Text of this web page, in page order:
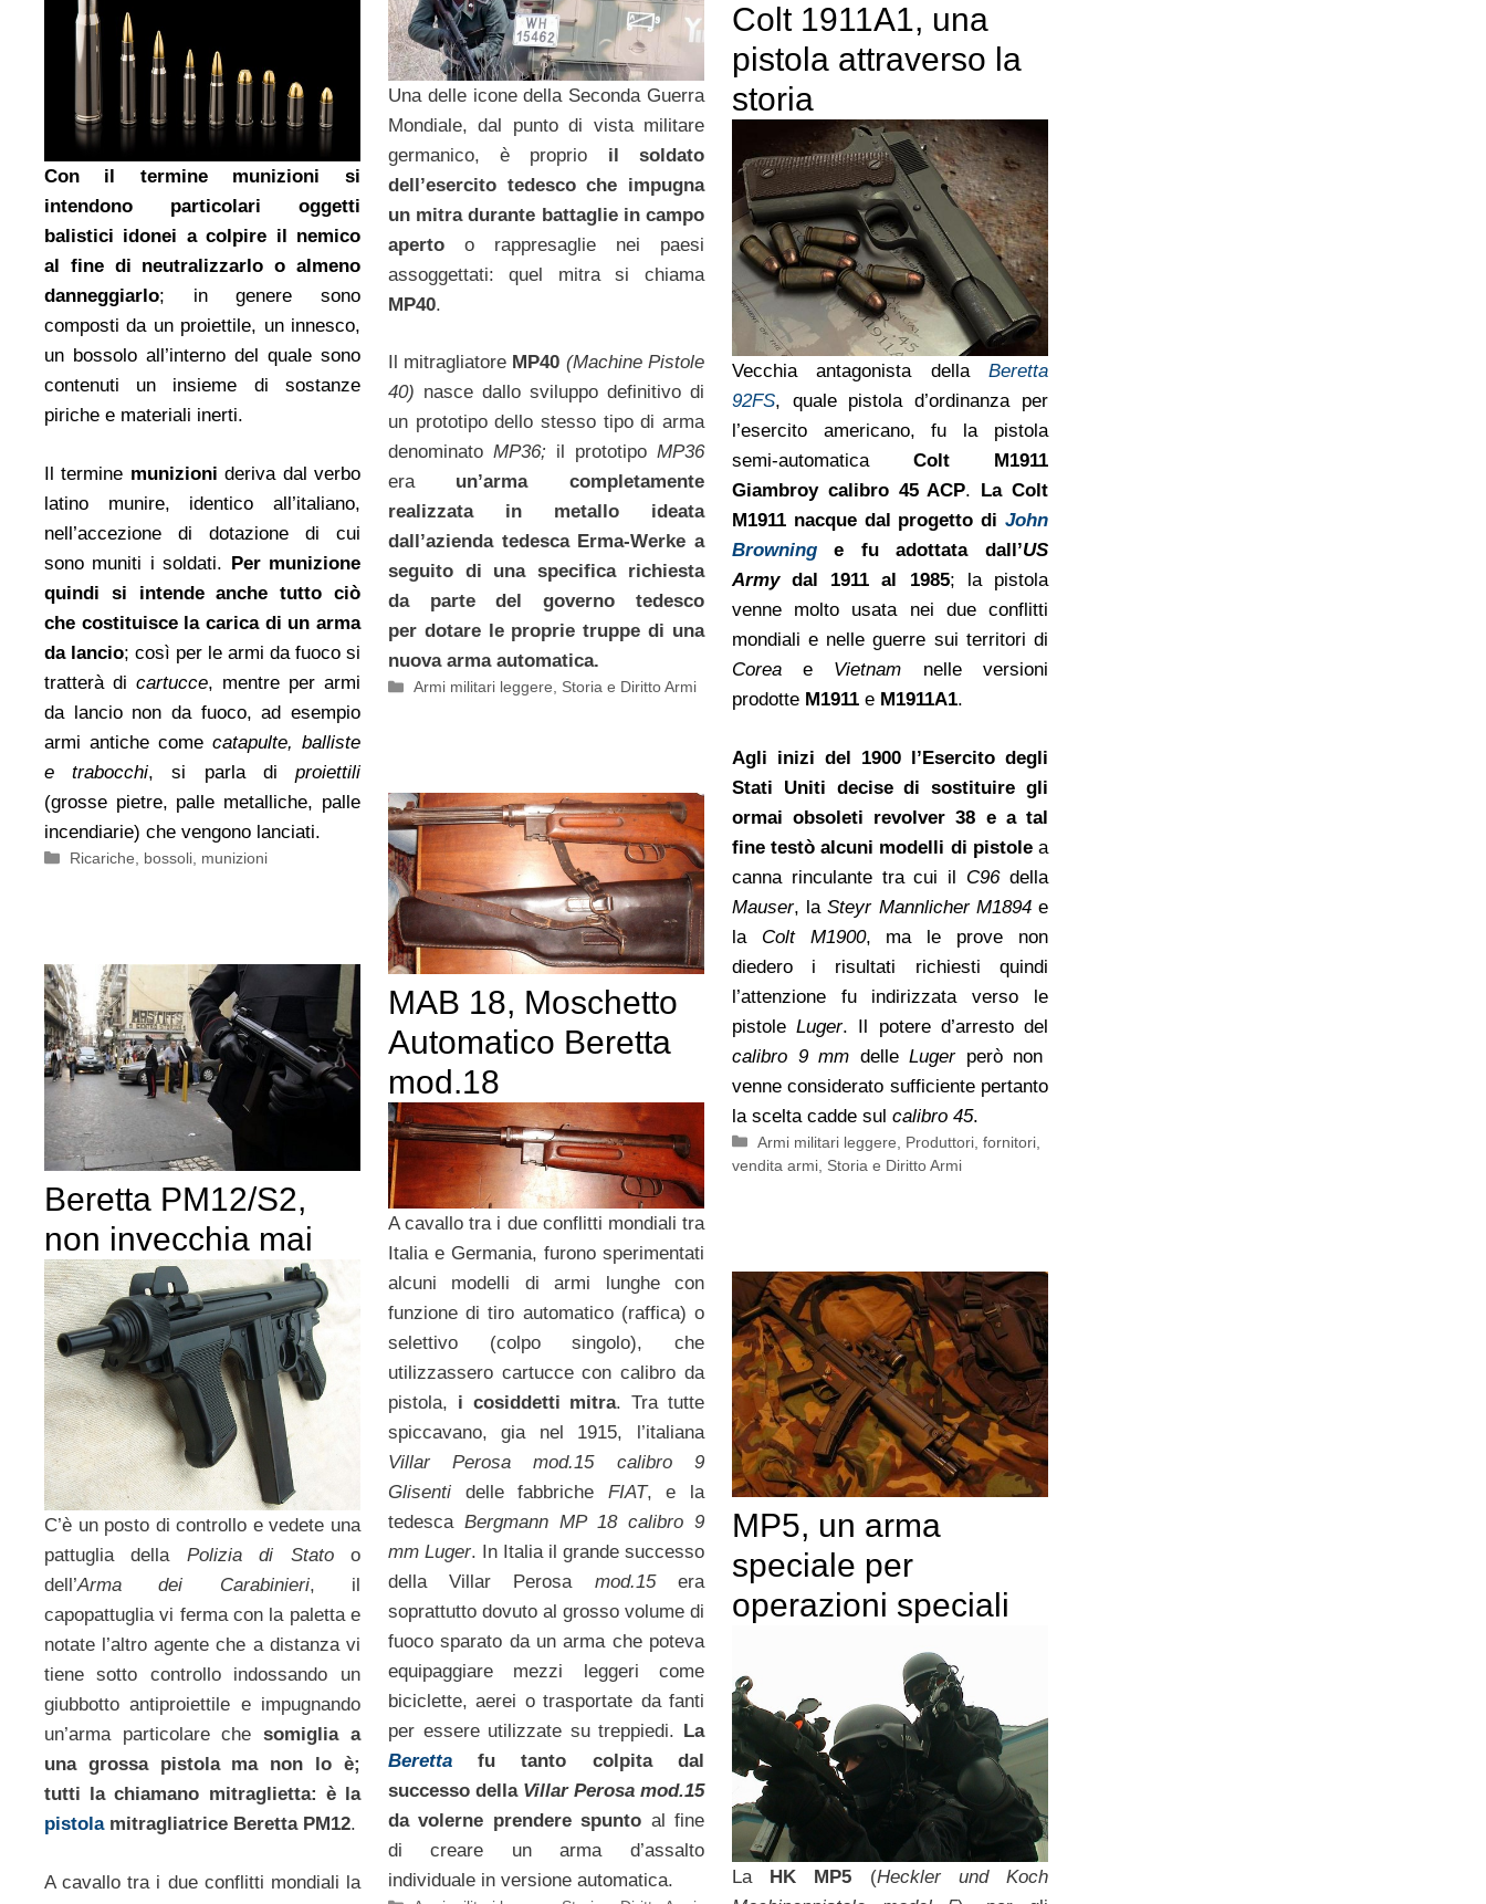
Con il termine munizioni si
intendono particolari oggetti
balistici idonei a colpire il nemico
al fine di neutralizzarlo o almeno
danneggiarlo; in genere sono
composti da un proiettile, un innesco,
un bossolo all’interno del quale sono
contenuti un insieme di sostanze
piriche e materiali inerti.
Il termine munizioni deriva dal verbo
latino munire, identico all’italiano,
nell’accezione di dotazione di cui
sono muniti i soldati. Per munizione
quindi si intende anche tutto ciò
che costituisce la carica di un arma
da lancio; così per le armi da fuoco si
tratterà di cartucce, mentre per armi
da lancio non da fuoco, ad esempio
armi antiche come catapulte, balliste
e trabocchi, si parla di proiettili
(grosse pietre, palle metalliche, palle
incendiarie) che vengono lanciati.
Categorie
Ricariche, bossoli, munizioni
Una delle icone della Seconda Guerra
Mondiale, dal punto di vista militare
germanico, è proprio il soldato
dell’esercito tedesco che impugna
un mitra durante battaglie in campo
apertoo rappresaglie nei paesi
assoggettati: quel mitra si chiama
MP40.
Il mitragliatore MP40 (Machine Pistole
40) nasce dallo sviluppo definitivo di
un prototipo dello stesso tipo di arma
denominatoMP36; il prototipo MP36
eraun’arma completamente
realizzata in metallo ideata
dall’azienda tedesca Erma-Werke a
seguito di una specifica richiesta
da parte del governo tedesco
per dotare le proprie truppe di una
nuova arma automatica.
Categorie
Armi militari leggere Storia e Diritto Armi
Colt 1911A1, una
pistola attraverso la
storia
Vecchia antagonista della Beretta
92FS, quale pistola d’ordinanza per
l’esercito americano, fu la pistola
semi-automatica Colt M1911
Giambroy calibro45 ACP. La Colt
M1911 nacque dal progetto di John
Browninge fu adottata dall’US
Armydal 1911 al 1985; la pistola
venne molto usata nei due conflitti
mondiali e nelle guerre sui territori di
Coreae Vietnam nelle versioni
prodotte M1911e M1911A1.
Agli inizi del 1900 l’Esercito degli
Stati Uniti decise di sostituire gli
ormai obsoleti revolver 38 e a tal
fine testò alcuni modelli di pistolea
canna rinculante tra cui il C96della
Mauser, laSteyr Mannlicher M1894e
la Colt M1900, ma le prove non
diedero i risultati richiesti quindi
l’attenzione fu indirizzata verso le
pistoleLuger. Il potere d’arresto del
calibro 9 mm delleLugerperò non
venne considerato sufficiente pertanto
la scelta cadde sul calibro 45.
Categorie
Armi militari leggere
Produttori, fornitori,
vendita armi, Storia e Diritto Armi
MAB 18, Moschetto
Automatico Beretta
mod.18
A cavallo tra i due conflitti mondiali tra
Italia e Germania, furono sperimentati
alcuni modelli di armi lunghe con
funzione di tiro automatico (raffica) o
selettivo (colpo singolo), che
utilizzassero cartucce con calibro da
pistola, i cosiddetti mitra. Tra tutte
spiccavano, gia nel 1915, l’italiana
Villar Perosa mod.15 calibro 9
Glisentidelle fabbriche FIAT, e la
tedesca Bergmann MP 18 calibro 9
mm Luger. In Italia il grande successo
della Villar Perosa mod.15era
soprattutto dovuto al grosso volume di
fuoco sparato da un arma che poteva
equipaggiare mezzi leggeri come
biciclette, aerei o trasportate da fanti
per essere utilizzate su treppiedi.
La
Berettafu tanto colpita dal
successo della Villar Perosa mod.15
da volerne prendere spunto al fine
di creare un arma d’assalto
individuale in versione automatica.
Beretta PM12/S2,
non invecchia mai
C’è un posto di controllo e vedete una
pattuglia della Polizia di Statoo
dell’Arma dei Carabinieri, il
capopattuglia vi ferma con la paletta e
notate l’altro agente che a distanza vi
tiene sotto controllo indossando un
giubbotto antiproiettile e impugnando
un’arma particolare chesomiglia a
una grossa pistola ma non lo è;
tutti la chiamano mitraglietta: è la
pistolamitragliatrice Beretta PM12.
A cavallo tra i due conflitti mondiali la
MP5, un arma
speciale per
operazioni speciali
La HK MP5 (Heckler und Koch